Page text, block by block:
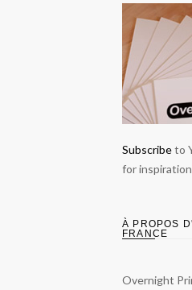
Subscribeto
for
À PROPOS
FRANCE
Overnight